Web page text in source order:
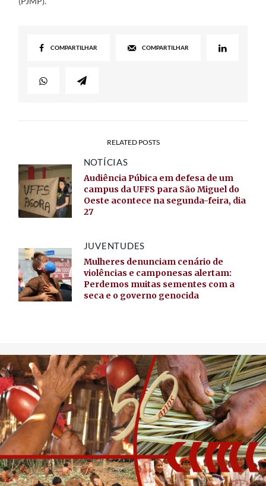
COMPARTILHAR COMPARTILHAR
RELATED POSTS
NOTÍCIAS
Audiência Púbica em defesa de um
campus da UFFS para São Miguel do
Oeste acontece na segunda-feira, dia
27
JUVENTUDES
Mulheres denunciam cenário de
violências e camponesas alertam:
Perdemos muitas sementes com a
seca e o governo genocida